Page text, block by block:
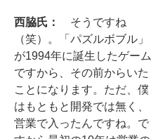
西脇氏：
そうですね
（笑）。「パズルボブル」
が1994年に誕生したゲーム
ですから、その前からいた
ことになります。ただ、僕
はもともと開発では無く、
営業で入ったんですね。で